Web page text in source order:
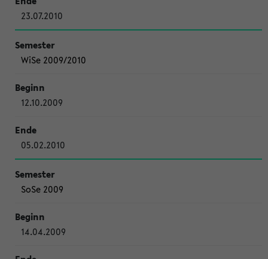
23.07.2010
WiSe 2009/2010
12.10.2009
05.02.2010
SoSe 2009
14.04.2009